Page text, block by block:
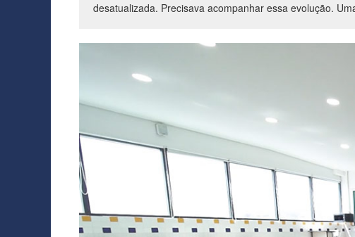
desatualizada. Precisava acompanhar essa evolução.